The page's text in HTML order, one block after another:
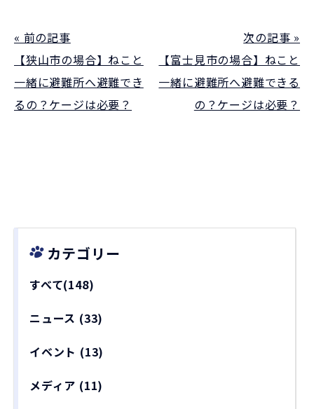
« 前の記事
【狭山市の場合】ねこと
一緒に避難所へ避難でき
るの？ケージは必要？
次の記事 »
【富士見市の場合】ねこと
一緒に避難所へ避難できる
の？ケージは必要？
カテゴリー
すべて(148)
ニュース (33)
イベント (13)
メディア (11)